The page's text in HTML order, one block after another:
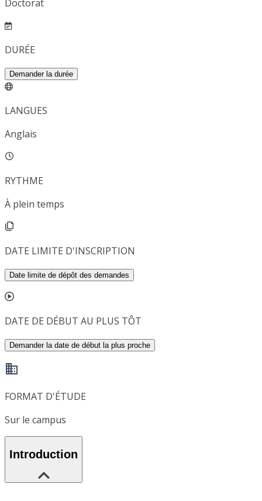
Doctorat
DURÉE
Demander la durée
LANGUES
Anglais
RYTHME
À plein temps
DATE LIMITE D'INSCRIPTION
Date limite de dépôt des demandes
DATE DE DÉBUT AU PLUS TÔT
Demander la date de début la plus proche
FORMAT D'ÉTUDE
Sur le campus
Introduction